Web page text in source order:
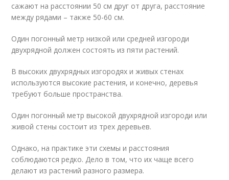
сажают на расстоянии 50 см друг от друга, расстояние
между рядами – также 50-60 см.
Один погонный метр низкой или средней изгороди
двухрядной должен состоять из пяти растений.
В высоких двухрядных изгородях и живых стенах
используются высокие растения, и конечно, деревья
требуют больше пространства.
Один погонный метр высокой двухрядной изгороди или
живой стены состоит из трех деревьев.
Однако, на практике эти схемы и расстояния
соблюдаются редко. Дело в том, что их чаще всего
делают из растений разного размера.